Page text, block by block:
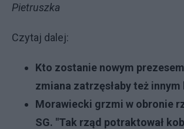
Pietruszka
Czytaj dalej:
Kto zostanie nowym prezesem
zmiana zatrzęsłaby też innym
Morawiecki grzmi w obronie
SG. "Tak rząd potraktował